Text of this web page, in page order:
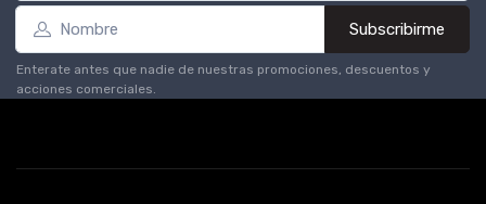
Subscribirme
Enterate antes que nadie de nuestras promociones, descuentos y
acciones comerciales.